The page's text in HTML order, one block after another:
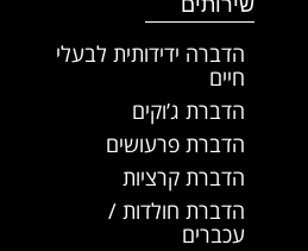
הדברה ידידותית לבעלי
חיים
הדברת ג’וקים
הדברת פרעושים
הדברת קרציות
הדברת חולדות /
עכברים